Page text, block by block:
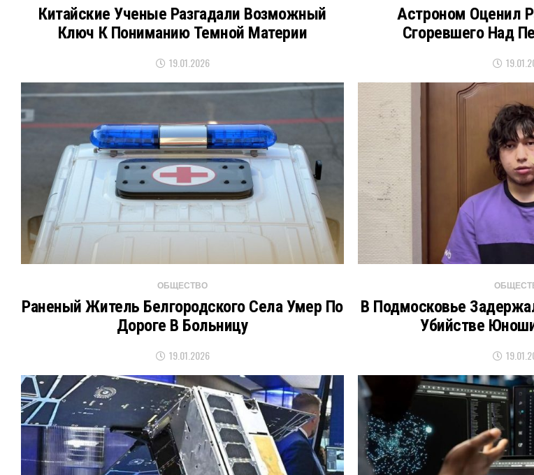
Китайские Ученые Разгадали Возможный
Ключ К Пониманию Темной Материи
19.01.2026
Астроном Оценил
Сгоревшего Над
ОБЩЕСТВО
Раненый Житель Белгородского Села Умер По
Дороге В Больницу
19.01.2026
В Подмосковье
Убийстве